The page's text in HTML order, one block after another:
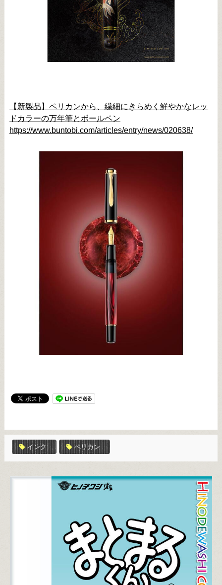
【新製品】ペリカンから、繊細にきらめく鮮やかなレッ
ドカラーの万年筆とボールペン
https://www.buntobi.com/articles/entry/news/020638/
インク ペリカン